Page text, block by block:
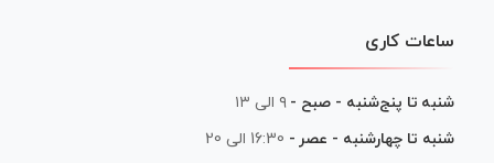
ساعات کاری
شنبه تا پنج‌شنبه - صبح - ۹ الی ۱۳
شنبه تا چهارشنبه - عصر - 16:30 الی 20